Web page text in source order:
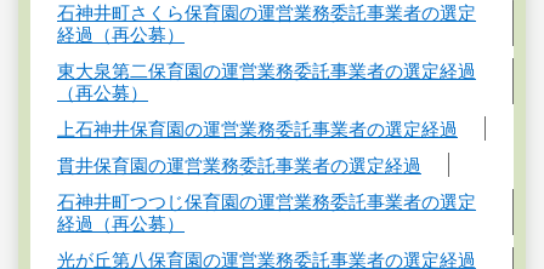
石神井町さくら保育園の運営業務委託事業者の選定
経過（再公募）
東大泉第二保育園の運営業務委託事業者の選定経過
（再公募）
上石神井保育園の運営業務委託事業者の選定経過
貫井保育園の運営業務委託事業者の選定経過
石神井町つつじ保育園の運営業務委託事業者の選定
経過（再公募）
光が丘第八保育園の運営業務委託事業者の選定経過